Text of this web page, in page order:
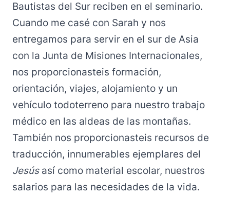
Bautistas del Sur reciben en el seminario.
Cuando me casé con Sarah y nos
entregamos para servir en el sur de Asia
con la Junta de Misiones Internacionales,
nos proporcionasteis formación,
orientación, viajes, alojamiento y un
vehículo todoterreno para nuestro trabajo
médico en las aldeas de las montañas.
También nos proporcionasteis recursos de
traducción, innumerables ejemplares del
Jesúsasí como material escolar, nuestros
salarios para las necesidades de la vida.